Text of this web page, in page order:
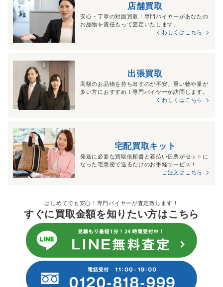
店舗買取
安心・丁寧の対面買取！専門バイヤーがあなたの
お品物を責任もって査定いたします。
くわしくはこちら
出張買取
高額のお品物を持ち出すのが不安、重い物や量が
多い方におすすめ！専門バイヤーが訪問します。
くわしくはこちら
宅配買取キット
発送に必要な買取依頼書と着払い伝票がセットに
なった宅急便で送るだけのお手軽サービス！
ご注文はこちら
はじめてでも安心！専門バイヤーが査定致します！
すぐに買取金額を知りたい方はこちら